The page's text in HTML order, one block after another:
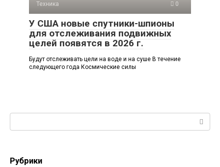
Техника 0
У США новые спутники-шпионы
для отслеживания подвижных
целей появятся в 2026 г.
Будут отслеживать цели на воде и на суше В течение
следующего года Космические силы
Рубрики